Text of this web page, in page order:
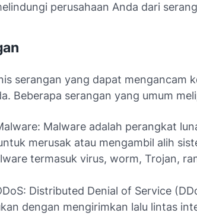
perusahaan Anda dari
serangan yang dapat mengancam
Beberapa serangan yang umum
Malware adalah perangkat
merusak atau mengambil alih
termasuk virus, worm, Trojan,
Distributed Denial of Service
dengan mengirimkan lalu lintas